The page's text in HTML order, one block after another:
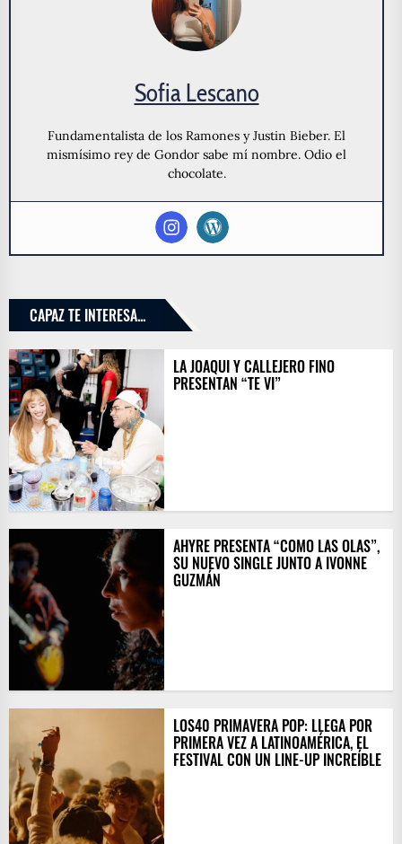
Sofia Lescano
Fundamentalista de los Ramones y Justin Bieber. El
mismísimo rey de Gondor sabe mí nombre. Odio el
chocolate.
CAPAZ TE INTERESA...
LA JOAQUI Y CALLEJERO FINO
PRESENTAN “TE VI”
AHYRE PRESENTA “COMO LAS OLAS”,
SU NUEVO SINGLE JUNTO A IVONNE
GUZMÁN
LOS40 PRIMAVERA POP: LLEGA POR
PRIMERA VEZ A LATINOAMÉRICA, EL
FESTIVAL CON UN LINE-UP INCREÍBLE